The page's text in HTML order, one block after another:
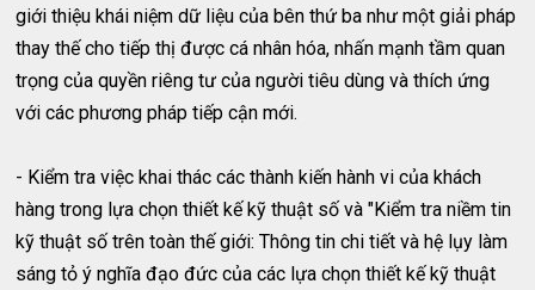
giới thiệu khái niệm dữ liệu của bên thứ ba như một giải pháp
thay thế cho tiếp thị được cá nhân hóa, nhấn mạnh tầm quan
trọng của quyền riêng tư của người tiêu dùng và thích ứng
với các phương pháp tiếp cận mới.
- Kiểm tra việc khai thác các thành kiến hành vi của khách
hàng trong lựa chọn thiết kế kỹ thuật số và "Kiểm tra niềm tin
kỹ thuật số trên toàn thế giới: Thông tin chi tiết và hệ lụy làm
sáng tỏ ý nghĩa đạo đức của các lựa chọn thiết kế kỹ thuật